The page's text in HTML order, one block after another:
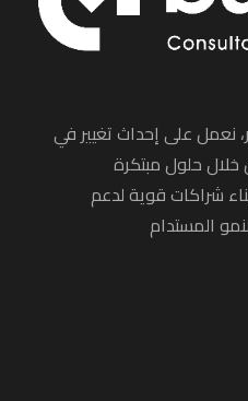
نعمل على إحداث تغيير في
حلول مبتكرة
شراكات قوية لدعم
المستدام